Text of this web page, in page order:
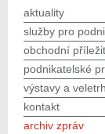
aktuality
služby pro
obchodní
podnikatelské
výstavy a
kontakt
archiv zpráv